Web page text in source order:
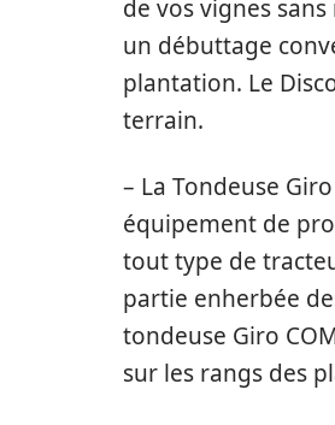
de vos vignes
un débuttage
plantation. Le
terrain.
– La Tondeuse
équipement de
tout type de
partie enherbée
tondeuse Giro
sur les rangs des